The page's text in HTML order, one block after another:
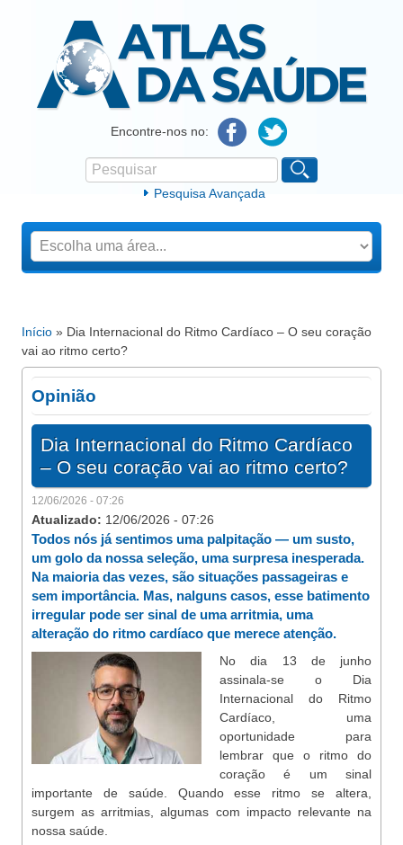
Atlas da SaúdeEncontre-nos no:
Formulário de procura
Pesquisar
Pesquisa Avançada
Está aqui
Início » Dia Internacional do Ritmo Cardíaco – O seu coração
vai ao ritmo certo?
Opinião
Dia Internacional do Ritmo Cardíaco
– O seu coração vai ao ritmo certo?
12/06/2026 - 07:26
Atualizado: 12/06/2026 - 07:26
Todos nós já sentimos uma palpitação — um susto,
um golo da nossa seleção, uma surpresa inesperada.
Na maioria das vezes, são situações passageiras e
sem importância. Mas, nalguns casos, esse batimento
irregular pode ser sinal de uma arritmia, uma
alteração do ritmo cardíaco que merece atenção.
No dia 13 de junho
assinala-se o Dia
Internacional do Ritmo
Cardíaco, uma
oportunidade para
lembrar que o ritmo do
coração é um sinal
importante de saúde. Quando esse ritmo se altera,
surgem as arritmias, algumas com impacto relevante na
nossa saúde.